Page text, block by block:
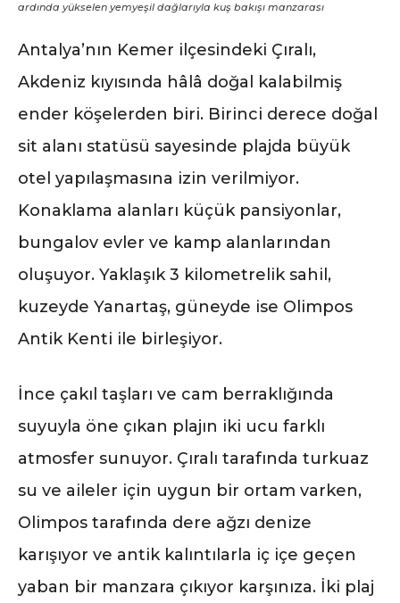
ardında yükselen yemyeşil dağlarıyla kuş bakışı manzarası
Antalya’nın Kemer ilçesindeki Çıralı,
Akdeniz kıyısında hâlâ doğal kalabilmiş
ender köşelerden biri. Birinci derece doğal
sit alanı statüsü sayesinde plajda büyük
otel yapılaşmasına izin verilmiyor.
Konaklama alanları küçük pansiyonlar,
bungalov evler ve kamp alanlarından
oluşuyor. Yaklaşık 3 kilometrelik sahil,
kuzeyde Yanartaş, güneyde ise Olimpos
Antik Kenti ile birleşiyor.
İnce çakıl taşları ve cam berraklığında
suyuyla öne çıkan plajın iki ucu farklı
atmosfer sunuyor. Çıralı tarafında turkuaz
su ve aileler için uygun bir ortam varken,
Olimpos tarafında dere ağzı denize
karışıyor ve antik kalıntılarla iç içe geçen
yaban bir manzara çıkıyor karşınıza. İki plaj